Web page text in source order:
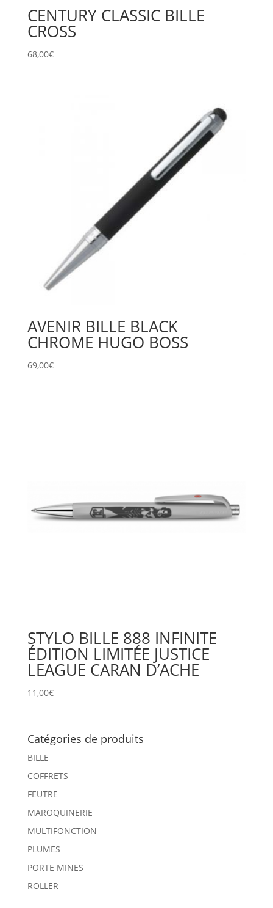
CENTURY CLASSIC BILLE
CROSS
68,00€
AVENIR BILLE BLACK
CHROME HUGO BOSS
69,00€
STYLO BILLE 888 INFINITE
ÉDITION LIMITÉE JUSTICE
LEAGUE CARAN D’ACHE
11,00€
Catégories de produits
BILLE
COFFRETS
FEUTRE
MAROQUINERIE
MULTIFONCTION
PLUMES
PORTE MINES
ROLLER